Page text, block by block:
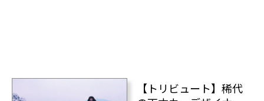
【トリビュート】稀代